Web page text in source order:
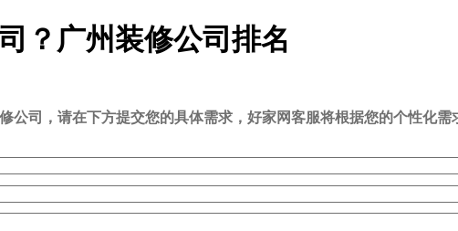
？广州装修公司排名
公司，请在下方提交您的具体需求，好家网客服将根据您的个性化需